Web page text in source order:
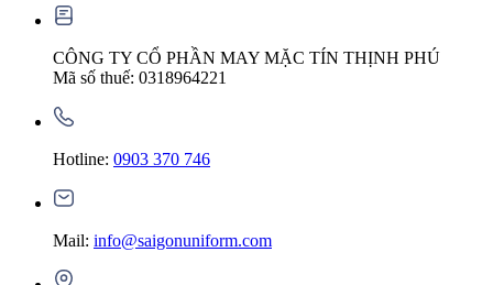
CÔNG TY CỔ PHẦN MAY MẶC TÍN THỊNH PHÚ
Mã số thuế: 0318964221
Hotline: 0903 370 746
Mail: info@saigonuniform.com